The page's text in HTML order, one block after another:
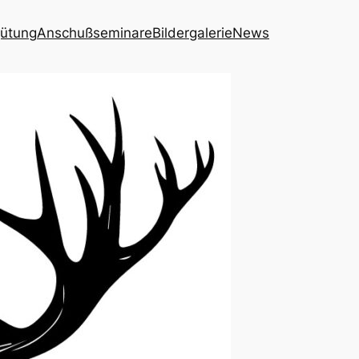
AnschußseminareBildergalerieNews